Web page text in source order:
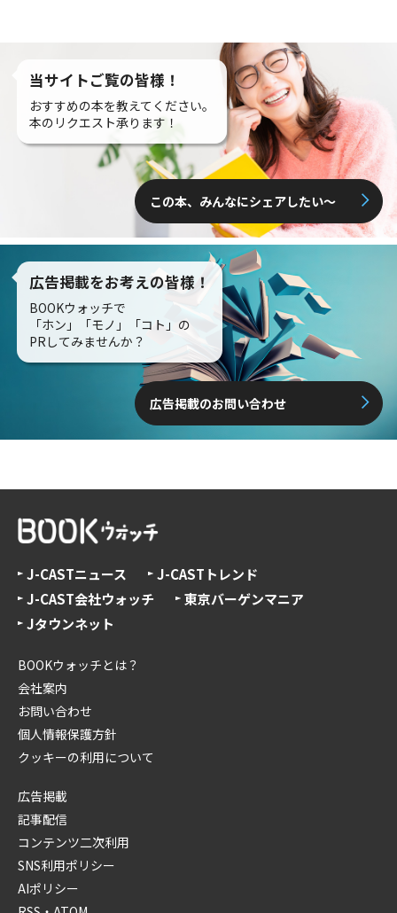
当サイトご覧の皆様！
おすすめの本を教えてください。
本のリクエスト承ります！
この本、みんなにシェアしたい〜
広告掲載をお考えの皆様！
BOOKウォッチで
「ホン」「モノ」「コト」の
PRしてみませんか？
広告掲載のお問い合わせ
J-CASTニュース
J-CASTトレンド
J-CAST会社ウォッチ
東京バーゲンマニア
Jタウンネット
BOOKウォッチとは？
会社案内
お問い合わせ
個人情報保護方針
クッキーの利用について
広告掲載
記事配信
コンテンツ二次利用
SNS利用ポリシー
AIポリシー